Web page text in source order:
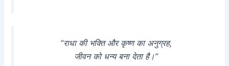
“राधा की भक्ति और कृष्ण का अनुग्रह,
जीवन को धन्य बना देता है।”